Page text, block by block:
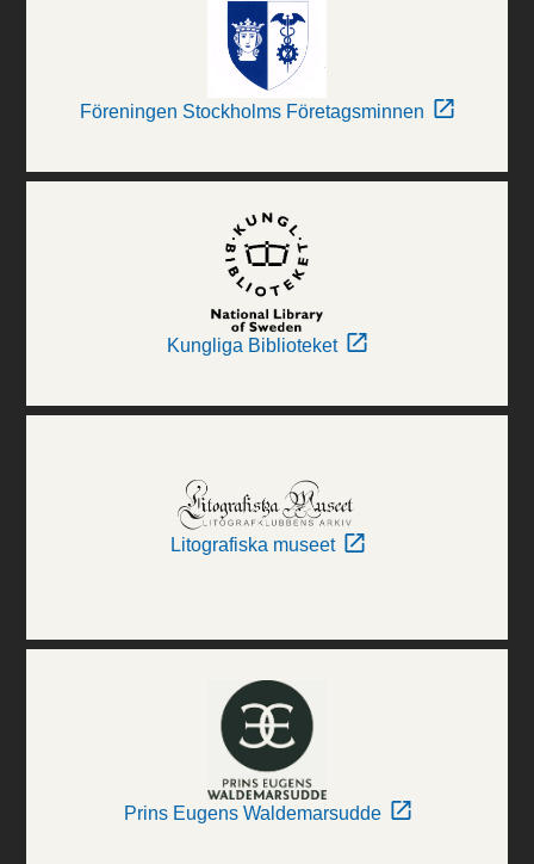
Föreningen Stockholms Företagsminnen
Kungliga Biblioteket
Litografiska museet
Prins Eugens Waldemarsudde